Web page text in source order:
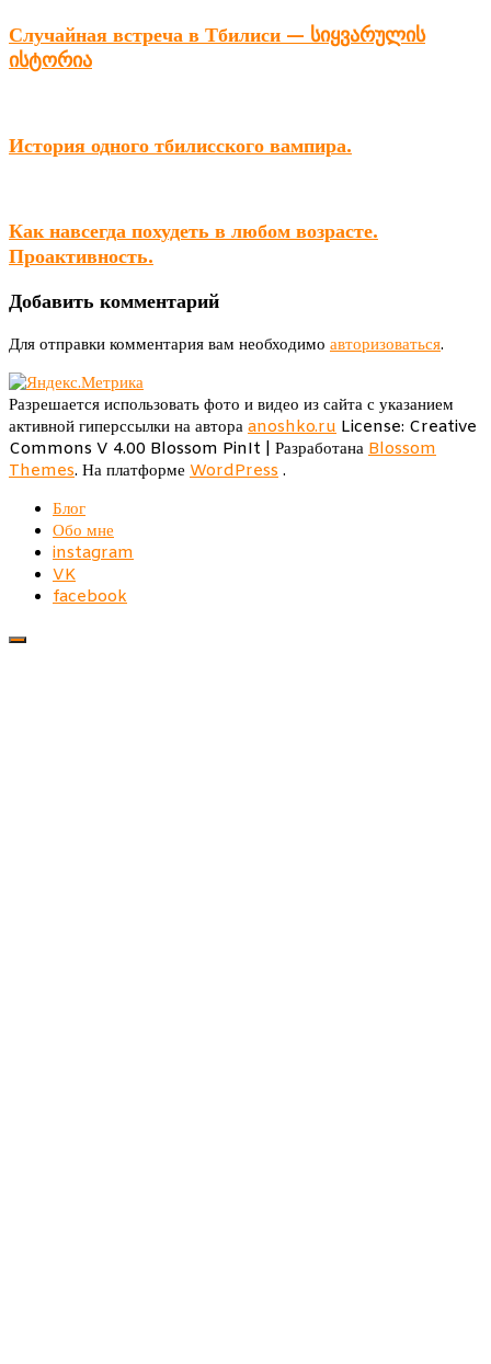
Случайная встреча в Тбилиси — სიყვარულის
ისტორია
История одного тбилисского вампира.
Как навсегда похудеть в любом возрасте.
Проактивность.
Добавить комментарий
Для отправки комментария вам необходимо авторизоваться.
Разрешается использовать фото и видео из сайта с указанием
активной гиперссылки на автора anoshko.ru License: Creative
Commons V 4.00 Blossom PinIt | Разработана Blossom
Themes. На платформе WordPress .
Блог
Обо мне
instagram
VK
facebook